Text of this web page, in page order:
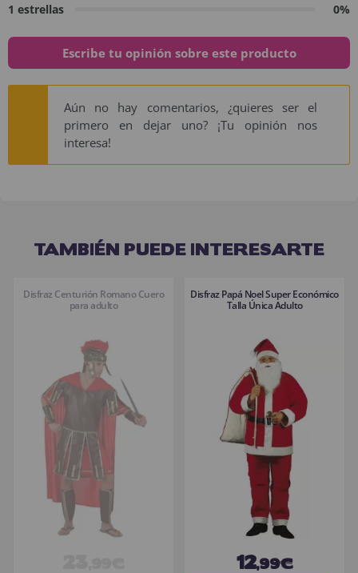
1 estrellas
0%
Escribe tu opinión sobre este producto
Aún no hay comentarios, ¿quieres ser el
primero en dejar uno? ¡Tu opinión nos
interesa!
TAMBIÉN PUEDE INTERESARTE
Disfraz Centurión Romano Cuero
para adulto
Disfraz Papá Noel Super Económico
Talla Única Adulto
12,99€